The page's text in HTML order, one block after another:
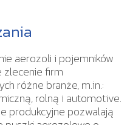
aerozoli i pojemników
zlecenie firm
różne branże, m.in.:
rolną i automotive.
produkcyjne pozwalają